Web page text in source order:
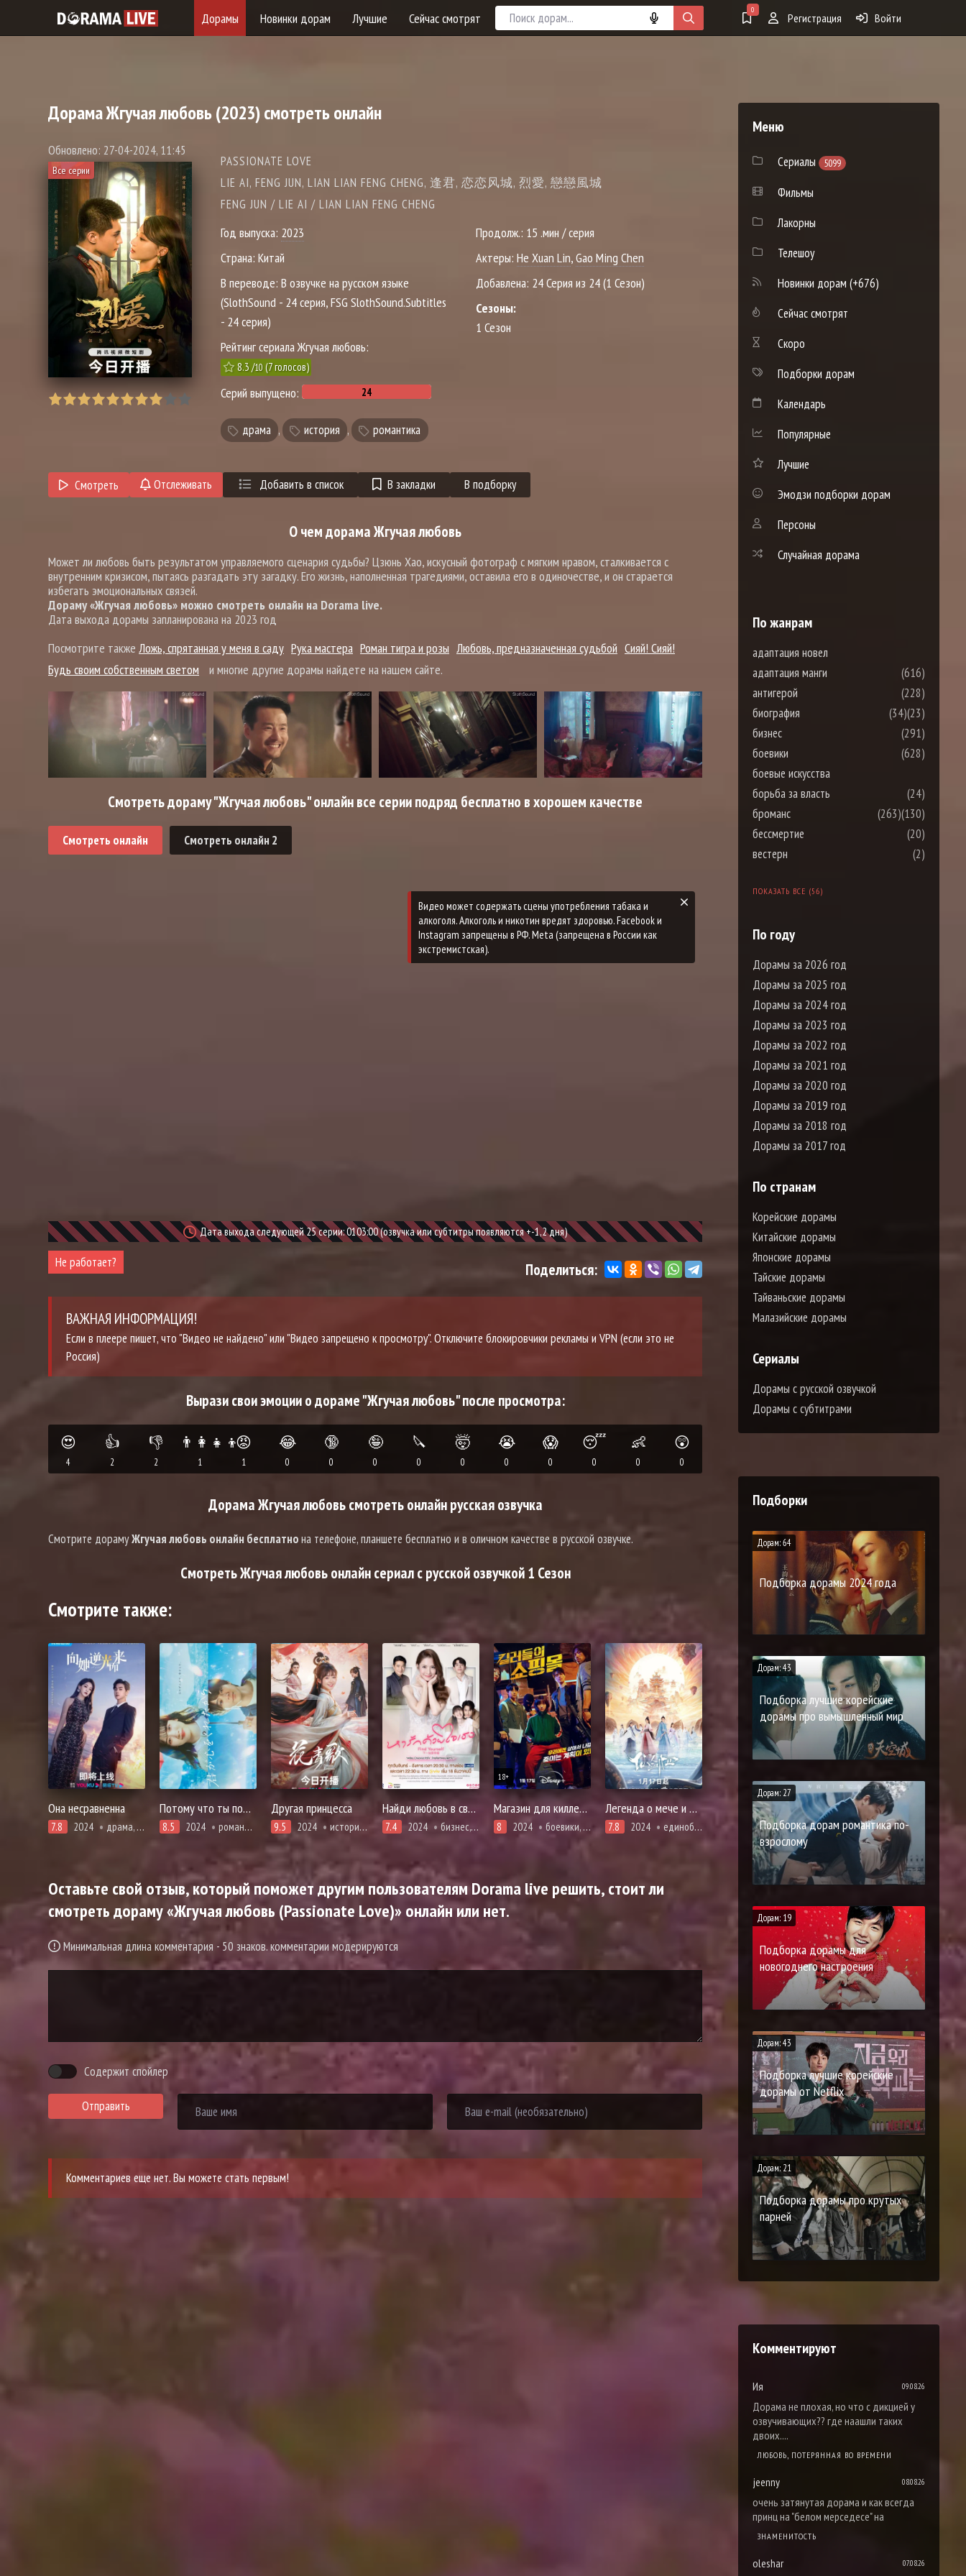
Дорамы Новинки дорам Лучшие Сейчас смотрят 0
Регистрация Войти
ДорамаЖгучая любовь(2023) смотреть онлайн
Обновлено: 27-04-2024, 11:45
Все серии
PASSIONATE LOVE
LIE AI, FENG JUN, LIAN LIAN FENG CHENG, 逢君, 恋恋风城, 烈愛, 戀戀風城
FENG JUN / LIE AI / LIAN LIAN FENG CHENG
Год выпуска: 2023
Страна: Китай
В переводе: В озвучке на русском языке
(SlothSound - 24 серия, FSG SlothSound.Subtitles
- 24 серия)
Рейтинг сериала Жгучая любовь:
8.3/10(7голосов)
Серий выпущено:
Продолж.: 15 .мин / серия
Актеры: He Xuan Lin,Gao Ming Chen
Добавлена: 24 Серия из 24 (1 Сезон)
Сезоны:
1 Сезон
драма , история , романтика
Смотреть Отслеживать Добавить в список В закладки В подборку
О чем дорама Жгучая любовь
Может ли любовь быть результатом управляемого сценария судьбы? Цзюнь Хао, искусный фотограф с мягким нравом, сталкивается с
внутренним кризисом, пытаясь разгадать эту загадку. Его жизнь, наполненная трагедиями, оставила его в одиночестве, и он старается
избегать эмоциональных связей.
Дораму «Жгучая любовь» можно смотреть онлайн на Dorama live.
Дата выхода дорамы запланирована на 2023 год
Посмотрите также Ложь, спрятанная у меня в саду Рука мастера Роман тигра и розы Любовь, предназначенная судьбой Сияй! Сияй!
Будь своим собственным светом
и многие другие дорамы найдете на нашем сайте.
Смотреть дораму "Жгучая любовь" онлайн все серии подряд бесплатно в хорошем качестве
Смотреть онлайн Смотреть онлайн 2
Видео может содержать сцены употребления табака и
алкоголя. Алкоголь и никотин вредят здоровью. Facebook и
Instagram запрещены в РФ. Meta (запрещена в России как
экстремистская).
Дата выхода следующей 25 серии: 0103:00 (озвучка или субтитры появляются +-1,2 дня)
Не работает? Поделиться:
ВАЖНАЯ ИНФОРМАЦИЯ!
Если в плеере пишет, что "Видео не найдено" или "Видео запрещено к просмотру". Отключите блокировчики рекламы и VPN (если это не
Россия)
Вырази свои эмоции о дораме "Жгучая любовь" после просмотра:
😍
4
👍
2
👎
2
👨‍👩‍👧‍👦
1
😡
1
😂
0
🔞
0
🤪
0
🔪
0
🤯
0
😭
0
😱
0
😴
0
👶
0
😲
0
Дорама Жгучая любовь смотреть онлайн русская озвучка
Смотрите дорамуЖгучая любовь онлайн бесплатнона телефоне, планшете бесплатно и в оличном качестве в русской озвучке.
Смотреть Жгучая любовь онлайн сериал с русской озвучкой 1 Сезон
Смотрите также:
Она несравненна
7.8 2024 драма, романтика
Потому что ты подарил мне своё сердце
8.5 2024 романтика, фэнтези
Другая принцесса
9.5 2024 история, мистика, романтика, фэнтези
Найди любовь в своем сердце
7.4 2024 бизнес, драма, мелодрама, повседневность, романтика
18+
Магазин для киллеров
8 2024 боевики, драма, мистика, криминал, триллер
Легенда о мече и фее IV
7.8 2024 единоборства, мелодрама, романтика, фэнтези
Оставьте свой отзыв, который поможет другим пользователям Dorama live решить, стоит ли
смотреть дораму «Жгучая любовь (Passionate Love)» онлайн или нет.
Минимальная длина комментария - 50 знаков. комментарии модерируются
Содержит спойлер
Отправить
Комментариев еще нет. Вы можете стать первым!
Меню
Сериалы 5099
Фильмы
Лакорны
Телешоу
Новинки дорам (+676)
Сейчас смотрят
Скоро
Подборки дорам
Календарь
Популярные
Лучшие
Эмодзи подборки дорам
Персоны
Случайная дорама
По жанрам
адаптация новел
(616)
адаптация манги
(228)
антигерой
(23)
биография
(34)
бизнес
(291)
боевики
(628)
боевые искусства
(24)
борьба за власть
(130)
броманс
(263)
бессмертие
(20)
вестерн
(2)
ПОКАЗАТЬ ВСЕ (56)
По году
Дорамы за 2026 год
Дорамы за 2025 год
Дорамы за 2024 год
Дорамы за 2023 год
Дорамы за 2022 год
Дорамы за 2021 год
Дорамы за 2020 год
Дорамы за 2019 год
Дорамы за 2018 год
Дорамы за 2017 год
По странам
Корейские дорамы
Китайские дорамы
Японские дорамы
Тайские дорамы
Тайваньские дорамы
Малазийские дорамы
Сериалы
Дорамы с русской озвучкой
Дорамы с субтитрами
Подборки
Дорам: 64
Подборка дорамы 2024 года
Дорам: 43
Подборка лучшие корейские
дорамы про вымышленный мир
Дорам: 27
Подборка дорам романтика по-
взрослому
Дорам: 19
Подборка дорамы для
новогоднего настроения
Дорам: 43
Подборка лучшие корейские
дорамы от Netflix
Дорам: 21
Подборка дорамы про крутых
парней
Комментируют
Ия 09.08.26
Дорама не плохая, но что с дикцией у
озвучивающих?? где наашли таких
двоих....
ЛЮБОВЬ, ПОТЕРЯННАЯ ВО ВРЕМЕНИ
jeenny 08.08.26
очень затянутая дорама и как всегда
принц на "белом мерседесе" на
ЗНАМЕНИТОСТЬ
oleshar 07.08.26